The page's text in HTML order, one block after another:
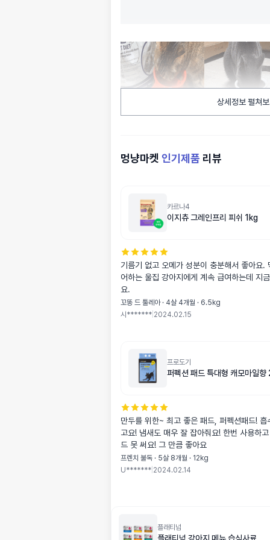
상세정보 펼쳐
멍냥마켓 인기제품 리뷰
카르나4
이지츄 그레인프리 피쉬 1kg
기름기 없고 오메가 성분이 충분해서 좋아요.
어하는 울집 강아지에게 계속 급여하는데 지
요.
꼬똥 드 툴레아 · 4살 4개월 · 6.5kg
시******* 2024.02.15
프로도기
퍼펙션 패드 특대형 캐모마일향
만두를 위한~ 최고 좋은 패드, 퍼펙션패드! 흡수력 당연 최고
고요! 냄새도 매우 잘 잡아줘요! 한번 사용하고 나면, 다른패
드 못 써요! 그 만큼 좋아요
프렌치 불독 · 5살 8개월 · 12kg
U******* 2024.02.14
플래티넘